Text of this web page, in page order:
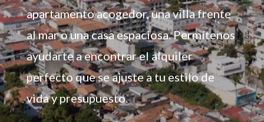
apartamento acogedor, una villa frente
al mar o una casa espaciosa. Permítenos
ayudarte a encontrar el alquiler
perfecto que se ajuste a tu estilo de
vida y presupuesto.